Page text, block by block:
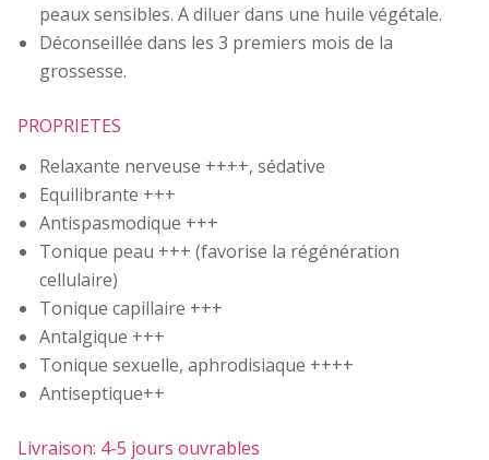
peaux sensibles. A diluer dans une huile végétale.
Déconseillée dans les 3 premiers mois de la
grossesse.
PROPRIETES
Relaxante nerveuse ++++, sédative
Equilibrante +++
Antispasmodique +++
Tonique peau +++ (favorise la régénération
cellulaire)
Tonique capillaire +++
Antalgique +++
Tonique sexuelle, aphrodisiaque ++++
Antiseptique++
Livraison: 4-5 jours ouvrables